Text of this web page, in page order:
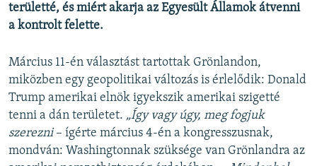
Valamennyi RFE/RL weboldal
területté, és miért akarja az Egyesült Államok átvenni
a kontrolt felette.
Március 11-én választást tartottak Grönlandon,
miközben egy geopolitikai változás is érlelődik: Donald
Trump amerikai elnök igyekszik amerikai szigetté
tenni a dán területet. „Így vagy úgy, meg fogjuk
szerezni– ígérte március 4-én a kongresszusnak,
mondván: Washingtonnak szüksége van Grönlandra az